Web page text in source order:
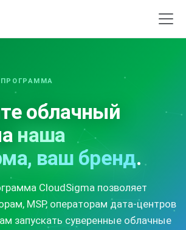
облачный
наша
ваш бренд.
CloudSigma позволяет
MSP, операторам дата-центров
запускать суверенные облачные